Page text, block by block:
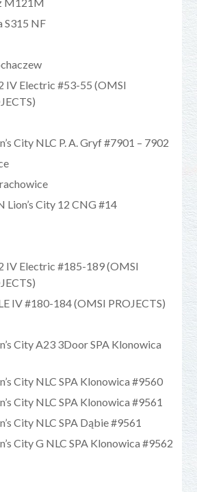
S315 NF
IV Electric #53-55 (OMSI
City NLC P. A. Gryf #7901 – 7902
Lion’s City 12 CNG #14
IV Electric #185-189 (OMSI
IV #180-184 (OMSI PROJECTS)
City A23 3Door SPA Klonowica
City NLC SPA Klonowica #9560
City NLC SPA Klonowica #9561
City NLC SPA Dąbie #9561
City G NLC SPA Klonowica #9562